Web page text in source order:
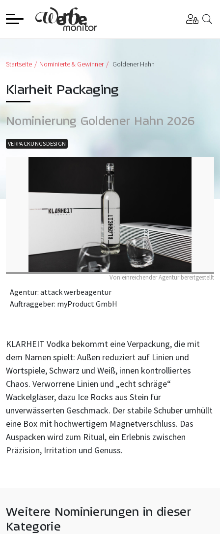
Startseite Nominierte & Gewinner Goldener Hahn
Klarheit Packaging
Nominierung Goldener Hahn 2026
VERPACKUNGSDESIGN
Von einreichender Agentur bereitgestellt
Agentur: attack werbeagentur
Auftraggeber: myProduct GmbH
KLARHEIT Vodka bekommt eine Verpackung, die mit
dem Namen spielt: Außen reduziert auf Linien und
Wortspiele, Schwarz und Weiß, innen kontrolliertes
Chaos. Verworrene Linien und „echt schräge“
Wackelgläser, dazu Ice Rocks aus Stein für
unverwässerten Geschmack. Der stabile Schuber umhüllt
eine Box mit hochwertigem Magnetverschluss. Das
Auspacken wird zum Ritual, ein Erlebnis zwischen
Präzision, Irritation und Genuss.
Weitere Nominierungen in dieser
Kategorie